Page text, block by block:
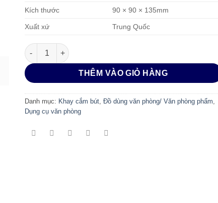
Kích thước 90 × 90 × 135mm
Xuất xứ Trung Quốc
Khay cắm bút Deli E906 số lượng
THÊM VÀO GIỎ HÀNG
Danh mục: Khay cắm bút Đồ dùng văn phòng/ Văn phòng phẩm
Dụng cụ văn phòng